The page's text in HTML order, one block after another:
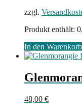
zzgl.
Produkt enthält:
In den Warenkorb
48,00 €